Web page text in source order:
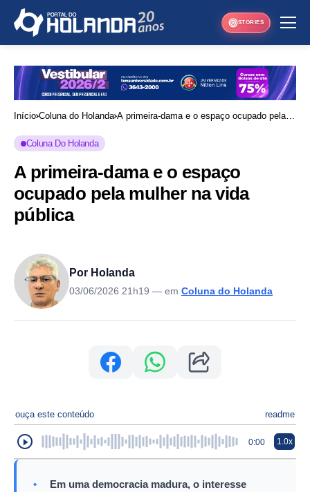
STORIES
Início Coluna do Holanda A primeira-dama e o espaço ocupado pela
Coluna Do Holanda
A primeira-dama e o espaço
ocupado pela mulher na vida
pública
Por Holanda
03/06/2026 21h19 — em Coluna do Holanda
ouça este conteúdo readme
0:00 1.0x
•
Em uma democracia madura, o interesse